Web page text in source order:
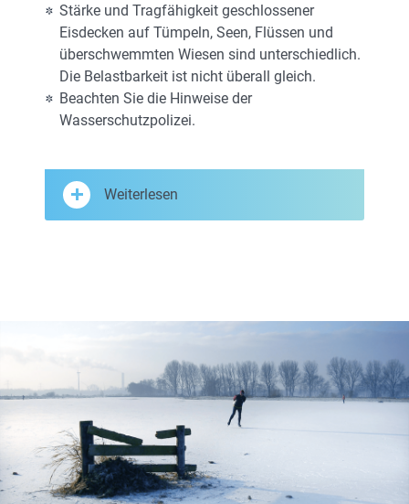
Stärke und Tragfähigkeit geschlossener
Eisdecken auf Tümpeln, Seen, Flüssen und
überschwemmten Wiesen sind unterschiedlich.
Die Belastbarkeit ist nicht überall gleich.
Beachten Sie die Hinweise der
Wasserschutzpolizei.
Weiterlesen